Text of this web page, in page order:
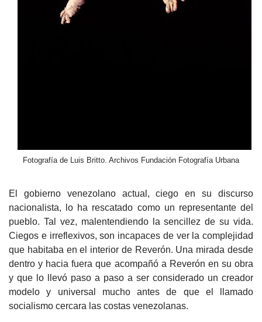
Fotografía de Luis Britto. Archivos Fundación Fotografía Urbana
El gobierno venezolano actual, ciego en su discurso
nacionalista, lo ha rescatado como un representante del
pueblo. Tal vez, malentendiendo la sencillez de su vida.
Ciegos e irreflexivos, son incapaces de ver la complejidad
que habitaba en el interior de Reverón. Una mirada desde
dentro y hacia fuera que acompañó a Reverón en su obra
y que lo llevó paso a paso a ser considerado un creador
modelo y universal mucho antes de que el llamado
socialismo cercara las costas venezolanas.